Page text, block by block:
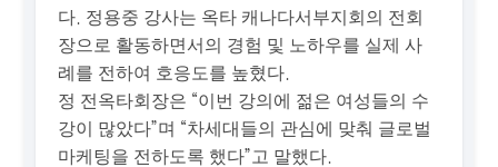
다. 정용중 강사는 옥타 캐나다서부지회의 전회
장으로 활동하면서의 경험 및 노하우를 실제 사
례를 전하여 호응도를 높혔다.
정 전옥타회장은 “이번 강의에 젊은 여성들의 수
강이 많았다”며 “차세대들의 관심에 맞춰 글로벌
마케팅을 전하도록 했다”고 말했다.